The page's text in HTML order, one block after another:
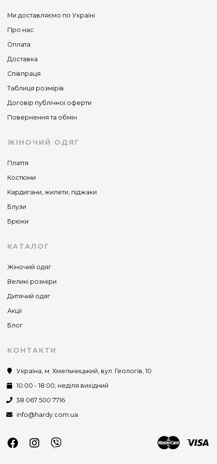
Ми доставляємо по Україні
Про нас
Оплата
Доставка
Співпраця
Таблиця розмірів
Договір публічної оферти
Повернення та обмін
ЖІНОЧИЙ ОДЯГ
Плаття
Костюми
Кардигани, жилети, піджаки
Блузи
Брюки
КАТАЛОГ
Жіночий одяг
Великі розміри
Дитячий одяг
Акції
Блог
КОНТАКТИ
Україна, м. Хмельницький, вул. Геологів, 10
10:00 - 18:00, неділя вихідний
38 067 500 7716
info@hardy.com.ua